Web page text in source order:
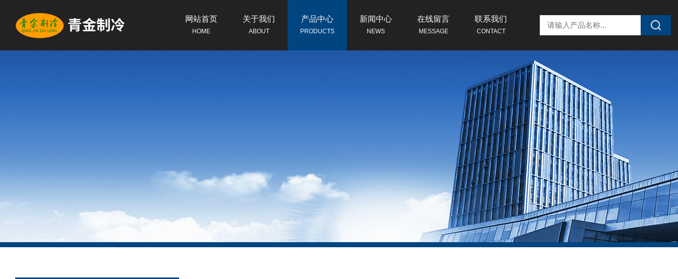
网站首页
HOME
关于我们
ABOUT
产品中心
PRODUCTS
新闻中心
NEWS
在线留言
MESSAGE
联系我们
CONTACT